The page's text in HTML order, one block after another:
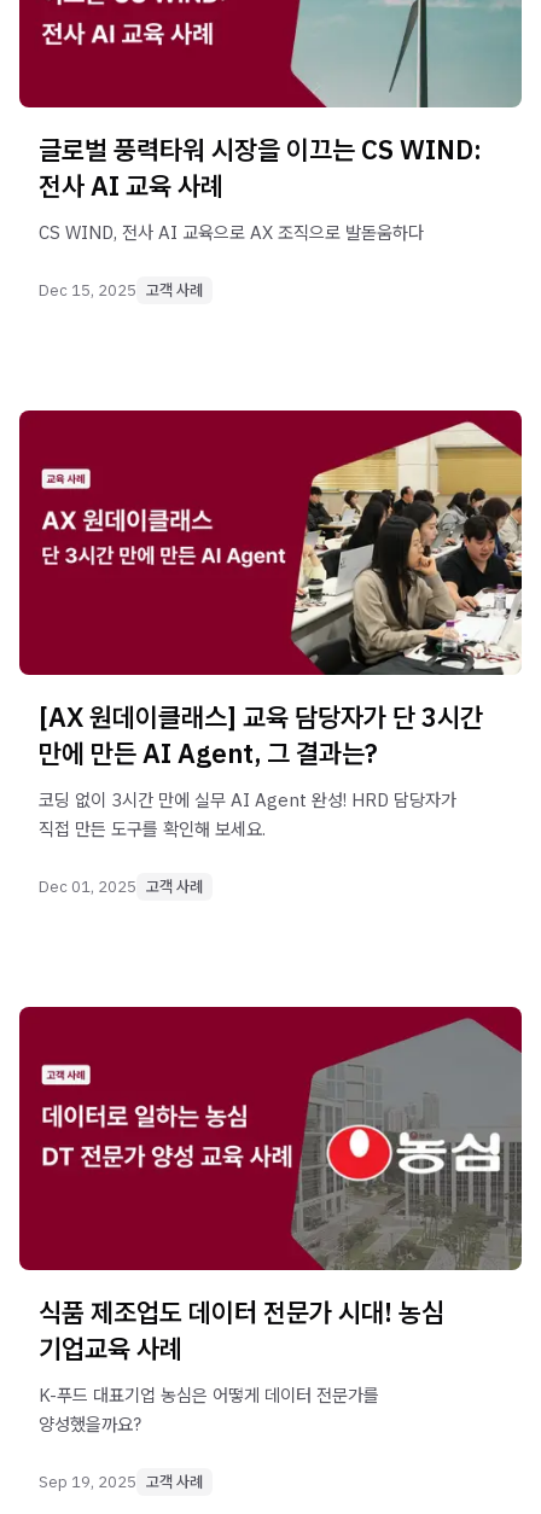
글로벌 풍력타워 시장을 이끄는 CS WIND:
전사 AI 교육 사례
CS WIND, 전사 AI 교육으로 AX 조직으로 발돋움하다
Dec 15, 2025 고객 사례
[AX 원데이클래스] 교육 담당자가 단 3시간
만에 만든 AI Agent, 그 결과는?
코딩 없이 3시간 만에 실무 AI Agent 완성! HRD 담당자가
직접 만든 도구를 확인해 보세요.
Dec 01, 2025 고객 사례
식품 제조업도 데이터 전문가 시대! 농심
기업교육 사례
K-푸드 대표기업 농심은 어떻게 데이터 전문가를
양성했을까요?
Sep 19, 2025 고객 사례